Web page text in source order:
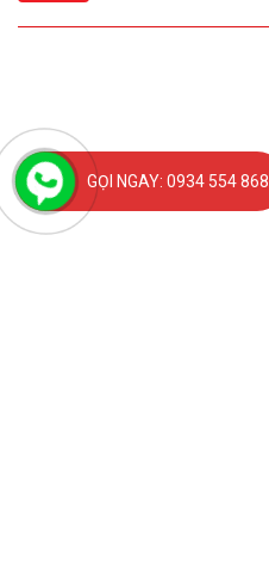
GỌI NGAY: 0934 554 868